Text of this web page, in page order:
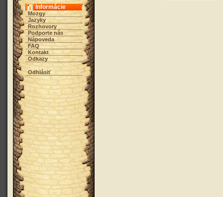
Informácie
Mozgy
Jazyky
Rozhovory
Podporte nás
Nápoveda
FAQ
Kontakt
Odkazy
Odhlásiť